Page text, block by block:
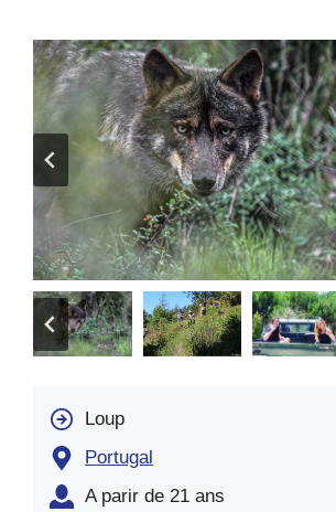
Loup
Portugal
A parir de 21 ans